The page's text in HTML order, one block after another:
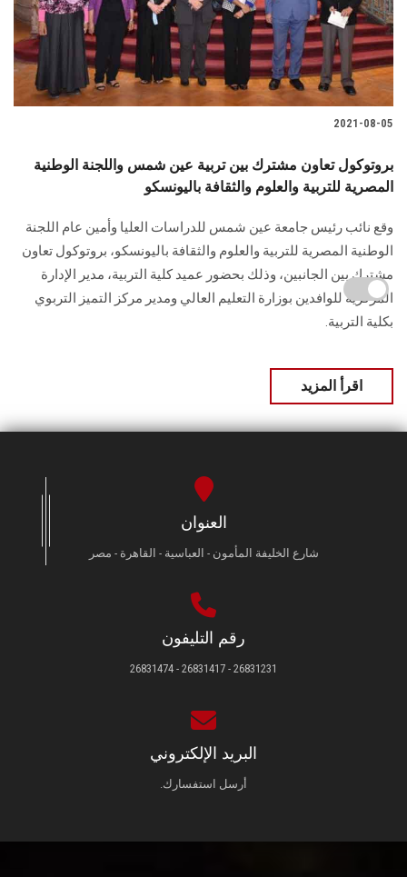
2021-08-05
بروتوكول تعاون مشترك بين تربية عين شمس واللجنة الوطنية
المصرية للتربية والعلوم والثقافة باليونسكو
وقع نائب رئيس جامعة عين شمس للدراسات العليا وأمين عام اللجنة
الوطنية المصرية للتربية والعلوم والثقافة باليونسكو، بروتوكول تعاون
مشترك بين الجانبين، وذلك بحضور عميد كلية التربية، مدير الإدارة
المركزية للوافدين بوزارة التعليم العالي ومدير مركز التميز التربوي
بكلية التربية.
اقرأ المزيد
العنوان
شارع الخليفة المأمون - العباسية - القاهرة - مصر
رقم التليفون
26831231 - 26831417 - 26831474
البريد الإلكتروني
أرسل استفسارك.